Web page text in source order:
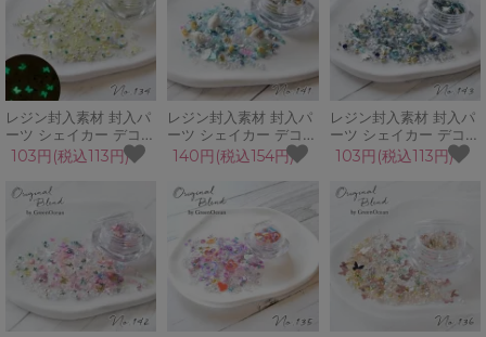
レジン封入素材 封入パ
ーツ シェイカー デコパ
ーツ レモンクォーツ 蝶
フラワー 蓄光 シェル
ブリオン GreenOcean
オリジナルブレンド♪
103円(税込113円)
レジン封入素材 封入パ
ーツ シェイカー デコパ
ーツ シェルサミット マ
リン 夏 海 本物の貝 ガ
ラス粒 パール
GreenOceanオリジナ
ルブレンド♪
140円(税込154円)
レジン封入素材 封入パ
ーツ シェイカー デコパ
ーツ グリーンアース 銀
河 星 月 カレット ブリ
オン GreenOceanオリ
ジナルブレンド♪
103円(税込113円)